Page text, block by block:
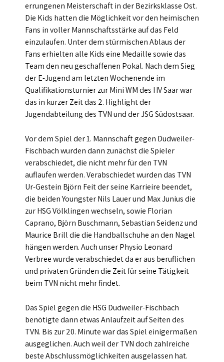
errungenen Meisterschaft in der Bezirksklasse Ost.
Die Kids hatten die Möglichkeit vor den heimischen
Fans in voller Mannschaftsstärke auf das Feld
einzulaufen. Unter dem stürmischen Ablaus der
Fans erhielten alle Kids eine Medaille sowie das
Team den neu geschaffenen Pokal. Nach dem Sieg
der E-Jugend am letzten Wochenende im
Qualifikationsturnier zur Mini WM des HV Saar war
das in kurzer Zeit das 2. Highlight der
Jugendabteilung des TVN und der JSG Südostsaar.
Vor dem Spiel der 1. Mannschaft gegen Dudweiler-
Fischbach wurden dann zunächst die Spieler
verabschiedet, die nicht mehr für den TVN
auflaufen werden. Verabschiedet wurden das TVN
Ur-Gestein Björn Feit der seine Karrieire beendet,
die beiden Youngster Nils Lauer und Max Junius die
zur HSG Völklingen wechseln, sowie Florian
Caprano, Björn Buschmann, Sebastian Seidenz und
Maurice Brill die die Handballschuhe an den Nagel
hängen werden. Auch unser Physio Leonard
Verbree wurde verabschiedet da er aus beruflichen
und privaten Gründen die Zeit für seine Tätigkeit
beim TVN nicht mehr findet.
Das Spiel gegen die HSG Dudweiler-Fischbach
benötigte dann etwas Anlaufzeit auf Seiten des
TVN. Bis zur 20. Minute war das Spiel einigermaßen
ausgeglichen. Auch weil der TVN doch zahlreiche
beste Abschlussmöglichkeiten ausgelassen hat.